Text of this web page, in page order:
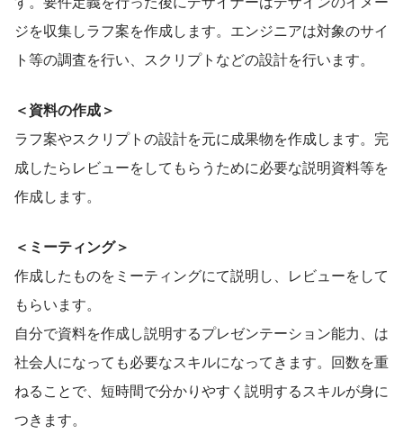
ジを収集しラフ案を作成します。エンジニアは対象のサイ
ト等の調査を行い、スクリプトなどの設計を行います。
＜資料の作成＞
ラフ案やスクリプトの設計を元に成果物を作成します。完
成したらレビューをしてもらうために必要な説明資料等を
作成します。
＜ミーティング＞
作成したものをミーティングにて説明し、レビューをして
もらいます。
自分で資料を作成し説明するプレゼンテーション能力、は
社会人になっても必要なスキルになってきます。回数を重
ねることで、短時間で分かりやすく説明するスキルが身に
つきます。